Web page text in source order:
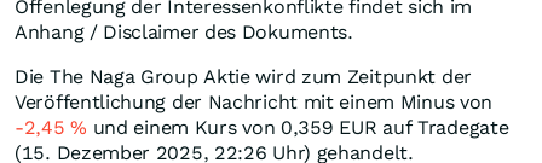
Offenlegung der Interessenkonflikte findet sich im
Anhang / Disclaimer des Dokuments.
Die The Naga Group Aktie wird zum Zeitpunkt der
Veröffentlichung der Nachricht mit einem Minus von
-2,45% und einem Kurs von 0,359 EUR auf Tradegate
(15. Dezember 2025, 22:26 Uhr) gehandelt.